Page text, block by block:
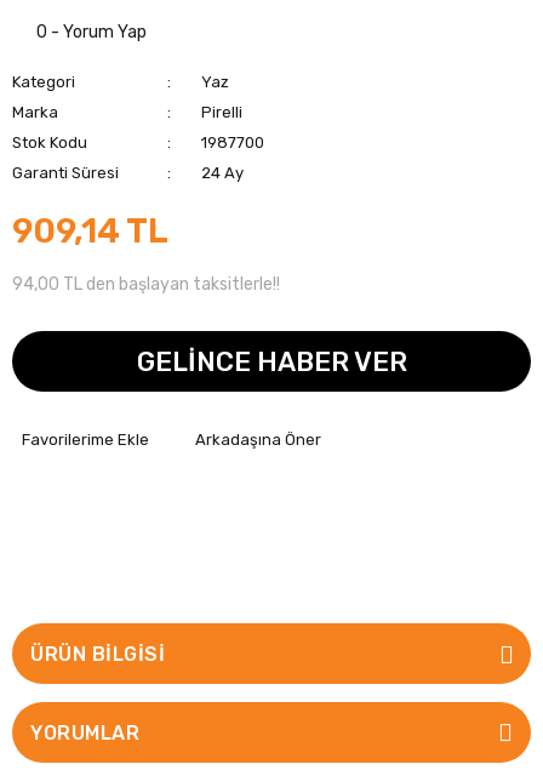
0 - Yorum Yap
Kategori
Yaz
Marka
Pirelli
Stok Kodu
1987700
Garanti Süresi
24 Ay
909,14 TL
94,00 TL den başlayan taksitlerle!!
GELİNCE HABER VER
Arkadaşına Öner
ÜRÜN BILGISI
YORUMLAR